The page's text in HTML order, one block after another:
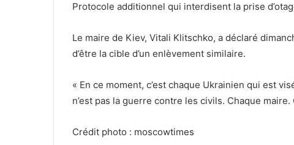
Protocole additionnel qui interdisent la prise
Le maire de Kiev, Vitali Klitschko, a déclaré
d’être la cible d’un enlèvement similaire.
« En ce moment, c’est chaque Ukrainien qui est
n’est pas la guerre contre les civils. Chaque
Crédit photo : moscowtimes